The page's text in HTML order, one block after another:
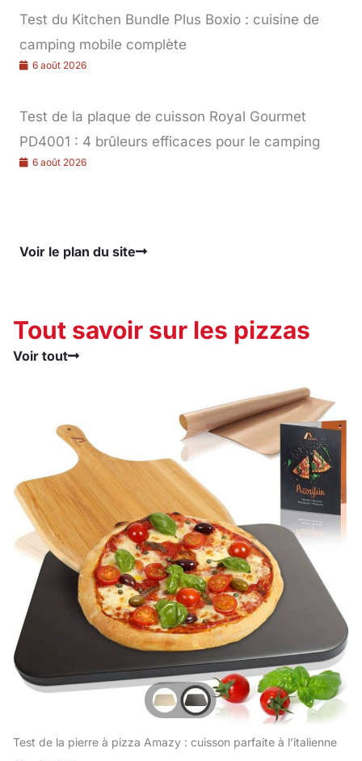
Test du Kitchen Bundle Plus Boxio : cuisine de
camping mobile complète
6 août 2026
Test de la plaque de cuisson Royal Gourmet
PD4001 : 4 brûleurs efficaces pour le camping
6 août 2026
Voir le plan du site
Tout savoir sur les pizzas
Voir tout
Test de la pierre à pizza Amazy : cuisson parfaite à l’italienne